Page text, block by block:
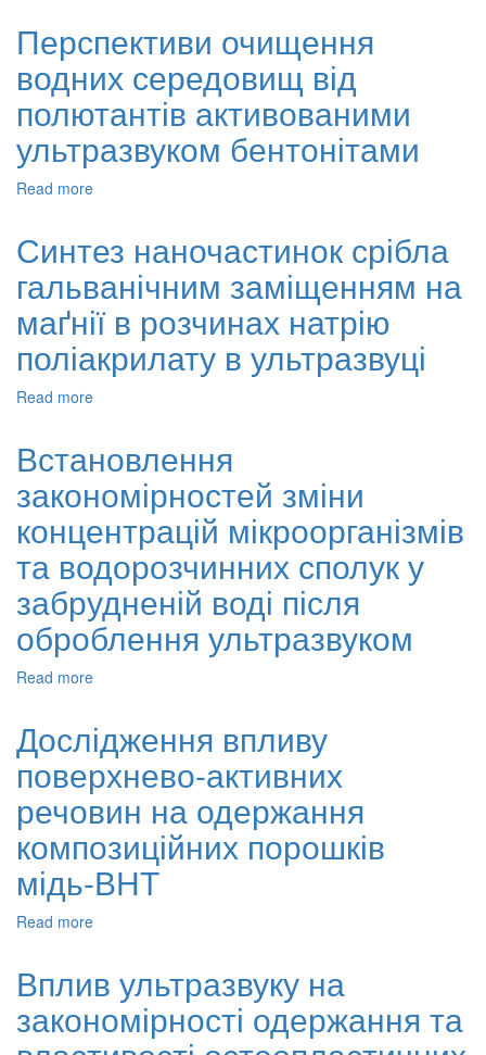
перкарбонат
у
передових
процесах
окиснення
водних
середовищ.
огляд
Перспективи очищення
водних середовищ від
полютантів активованими
ультразвуком бентонітами
Read more
водних
середовищ
від
полютантів
активованими
ультразвуком
бентонітами
Синтез наночастинок срібла
гальванічним заміщенням на
маґнії в розчинах натрію
поліакрилату в ультразвуці
Read more
срібла
гальванічним
заміщенням
на
маґнії
в
розчинах
натрію
поліакрилату
в
Встановлення
закономірностей зміни
концентрацій мікроорганізмів
та водорозчинних сполук у
забрудненій воді після
оброблення ультразвуком
Read more
зміни
концентрацій
мікроорганізмів
та
водорозчинних
сполук
у
забрудненій
ультразвуком
Дослідження впливу
поверхнево-активних
речовин на одержання
композиційних порошків
мідь-ВНТ
Read more
поверхнево-
активних
речовин
Вплив ультразвуку на
закономірності одержання та